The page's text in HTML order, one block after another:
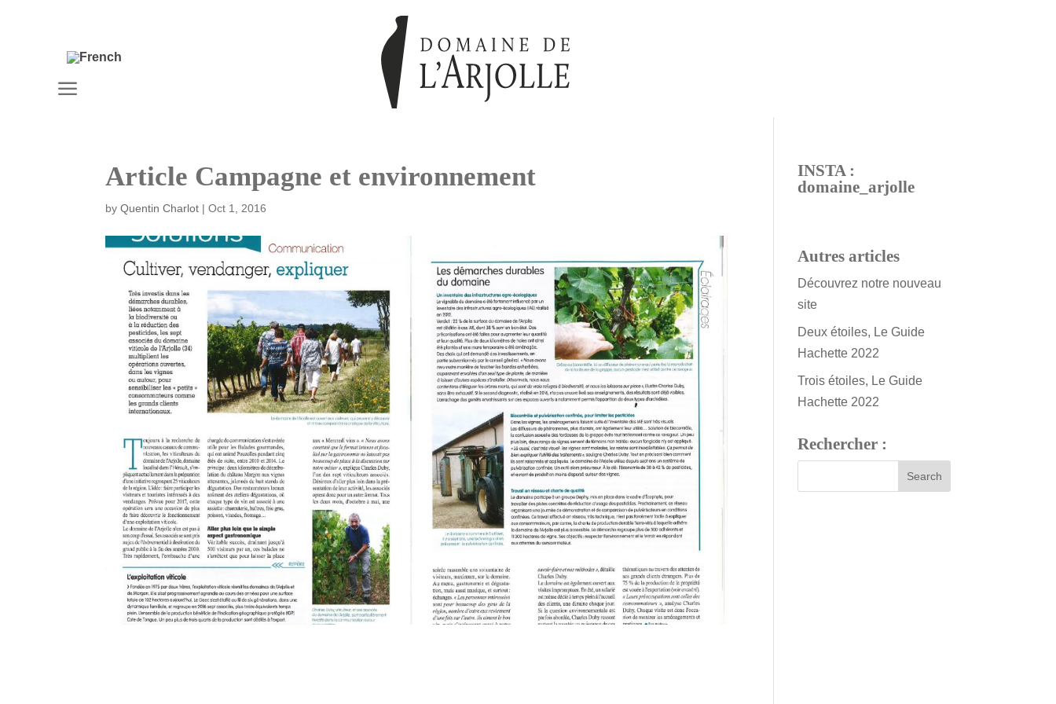
a
Article Campagne et environnement
byQuentin Charlot |Oct 1, 2016
INSTA :
domaine_arjolle
Autres articles
Découvrez notre nouveau
site
Deux étoiles, Le Guide
Hachette 2022
Trois étoiles, Le Guide
Hachette 2022
Rechercher :